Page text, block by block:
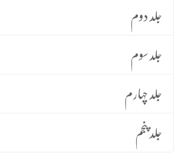
جلد دوم
جلد سوم
جلد چہارم
جلد پنجم